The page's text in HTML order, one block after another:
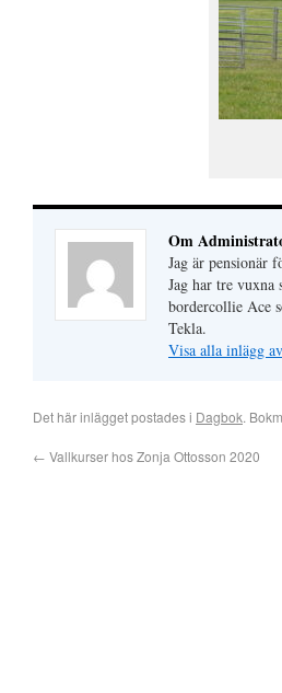
Om
Jag är pensionär
Jag har tre
bordercollie Ace
Tekla.
Visa alla inlägg
Det här inlägget postades i Dagbok.
← Vallkurser hos Zonja Ottosson 2020